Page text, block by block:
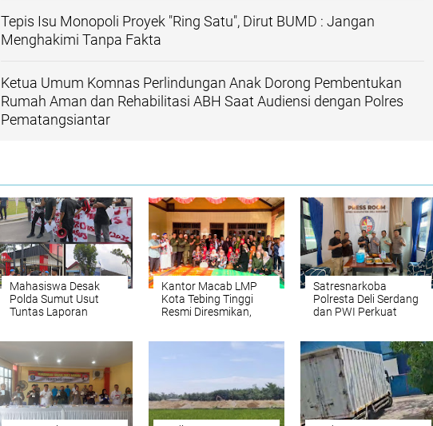
Tepis Isu Monopoli Proyek "Ring Satu", Dirut BUMD : Jangan
Menghakimi Tanpa Fakta
Ketua Umum Komnas Perlindungan Anak Dorong Pembentukan
Rumah Aman dan Rehabilitasi ABH Saat Audiensi dengan Polres
Pematangsiantar
Mahasiswa Desak
Polda Sumut Usut
Tuntas Laporan
DPD Partai Demokrat
Sumut
Kantor Macab LMP
Kota Tebing Tinggi
Resmi Diresmikan,
Satresnarkoba
Polresta Deli Serdang
dan PWI Perkuat
Publik yang Edukatif